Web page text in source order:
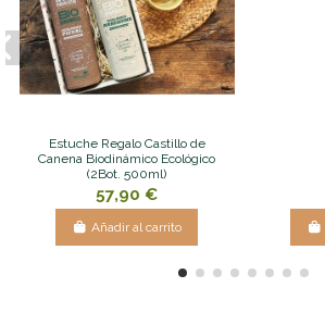
Estuche Regalo Castillo de
Canena Biodinámico Ecológico
(2Bot. 500ml)
57,90 €
Añadir al carrito